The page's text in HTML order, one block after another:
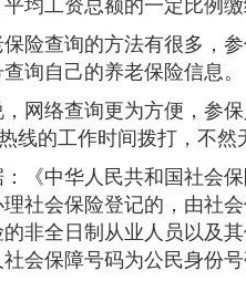
险查询的方法有很多，
询自己的养老保险信息。
网络查询更为方便，参
线的工作时间拨打，不然
《中华人民共和国社会
社会保险登记的，由社
非全日制从业人员以及
会保障号码为公民身份号